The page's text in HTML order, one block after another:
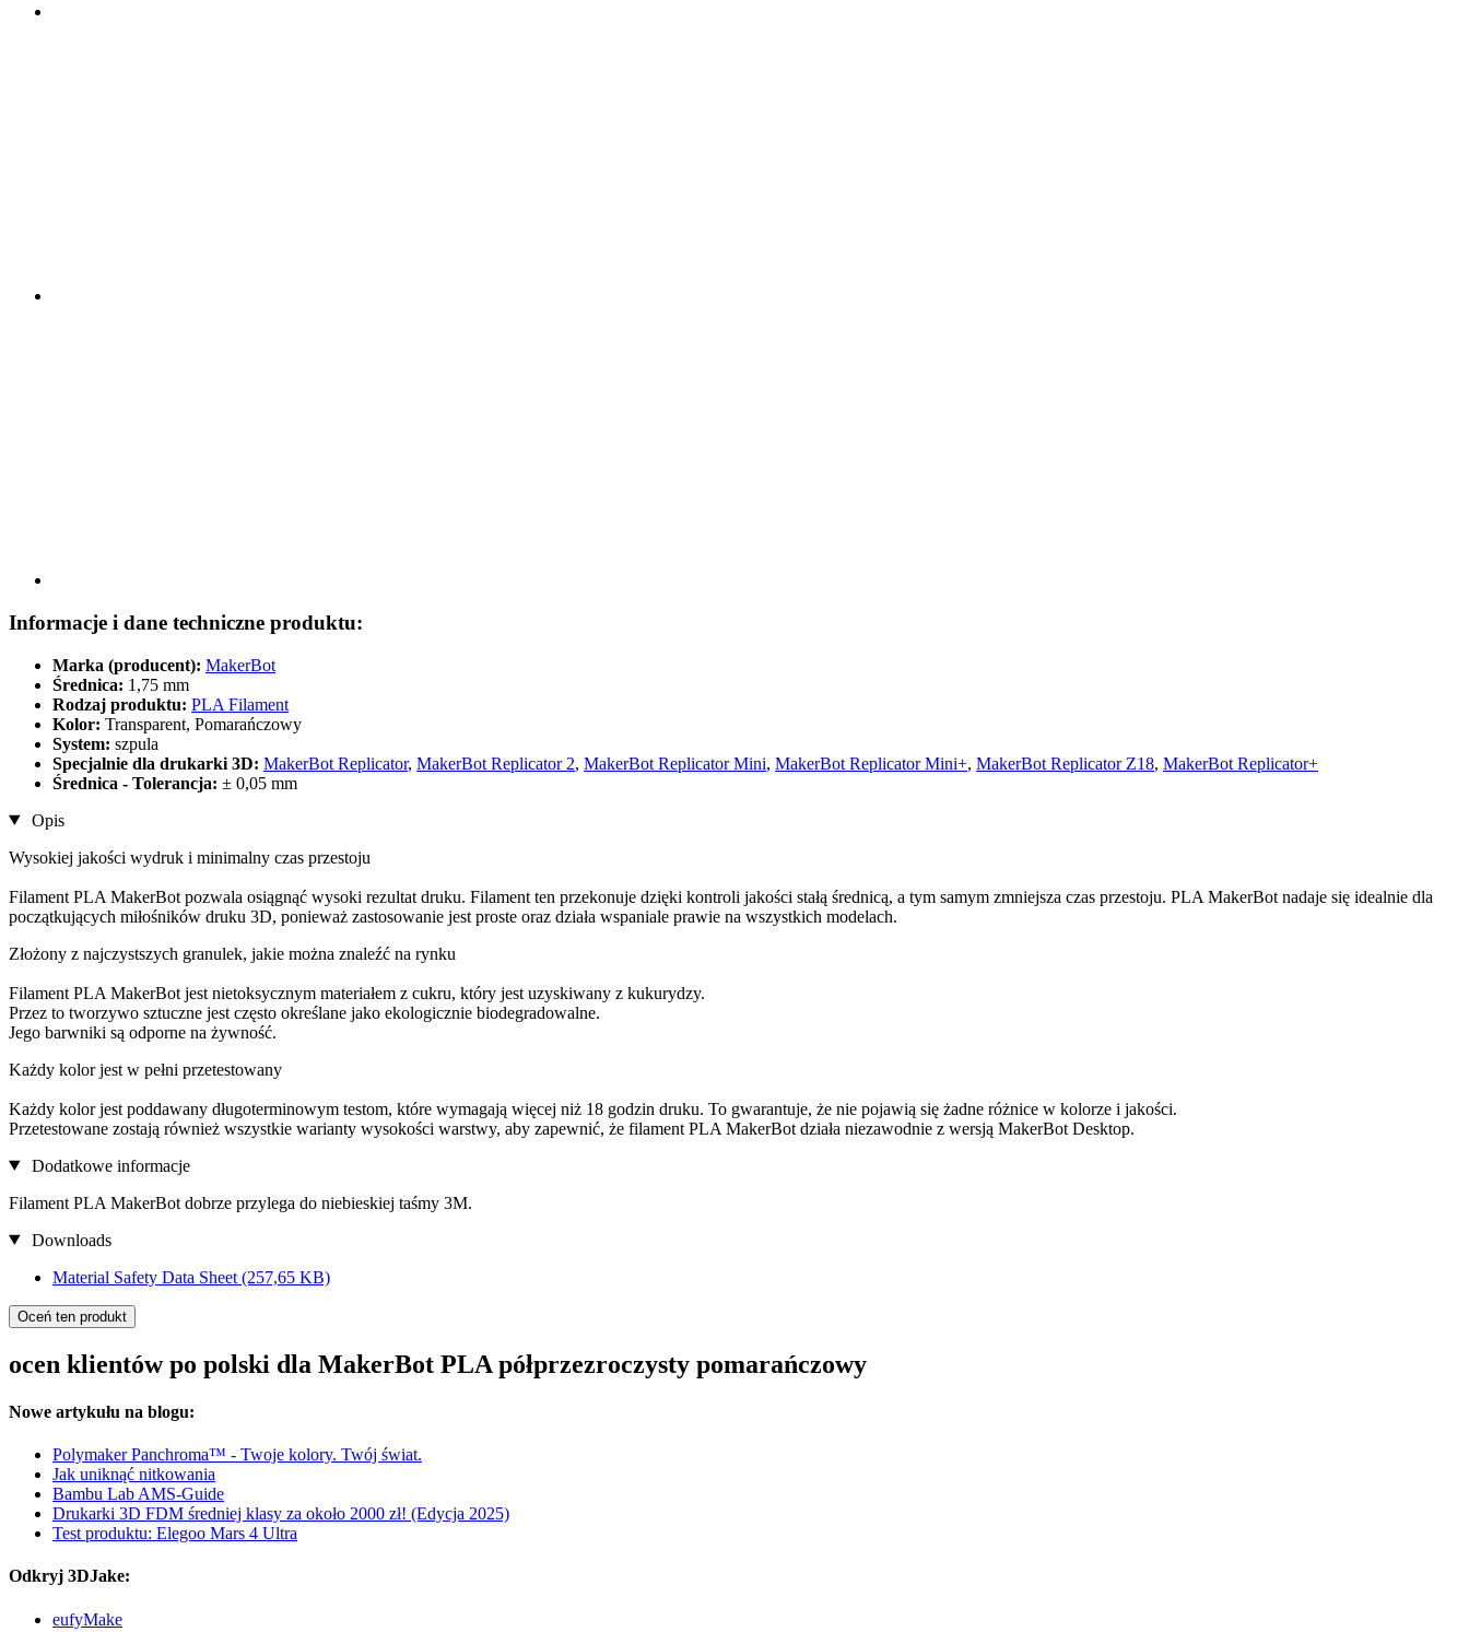
Informacje i dane techniczne produktu:
Marka (producent): MakerBot
Średnica: 1,75 mm
Rodzaj produktu: PLA Filament
Kolor: Transparent, Pomarańczowy
System: szpula
Specjalnie dla drukarki 3D: MakerBot Replicator, MakerBot Replicator 2, MakerBot Replicator Mini, MakerBot Replicator Mini+, MakerBot Replicator Z18, MakerBot Replicator+
Średnica - Tolerancja: ± 0,05 mm
Opis
Wysokiej jakości wydruk i minimalny czas przestoju
Filament PLA MakerBot pozwala osiągnąć wysoki rezultat druku. Filament ten przekonuje dzięki kontroli jakości stałą średnicą, a tym samym zmniejsza czas przestoju. PLA MakerBot nadaje się idealnie dla
początkujących miłośników druku 3D, ponieważ zastosowanie jest proste oraz działa wspaniale prawie na wszystkich modelach.
Złożony z najczystszych granulek, jakie można znaleźć na rynku
Filament PLA MakerBot jest nietoksycznym materiałem z cukru, który jest uzyskiwany z kukurydzy.
Przez to tworzywo sztuczne jest często określane jako ekologicznie biodegradowalne.
Jego barwniki są odporne na żywność.
Każdy kolor jest w pełni przetestowany
Każdy kolor jest poddawany długoterminowym testom, które wymagają więcej niż 18 godzin druku. To gwarantuje, że nie pojawią się żadne różnice w kolorze i jakości.
Przetestowane zostają również wszystkie warianty wysokości warstwy, aby zapewnić, że filament PLA MakerBot działa niezawodnie z wersją MakerBot Desktop.
Dodatkowe informacje
Filament PLA MakerBot dobrze przylega do niebieskiej taśmy 3M.
Downloads
Material Safety Data Sheet (257,65 KB)
Oceń ten produkt
ocen klientów po polski dla MakerBot PLA półprzezroczysty pomarańczowy
Nowe artykułu na blogu:
Polymaker Panchroma™ - Twoje kolory. Twój świat.
Jak uniknąć nitkowania
Bambu Lab AMS-Guide
Drukarki 3D FDM średniej klasy za około 2000 zł! (Edycja 2025)
Test produktu: Elegoo Mars 4 Ultra
Odkryj 3DJake:
eufyMake